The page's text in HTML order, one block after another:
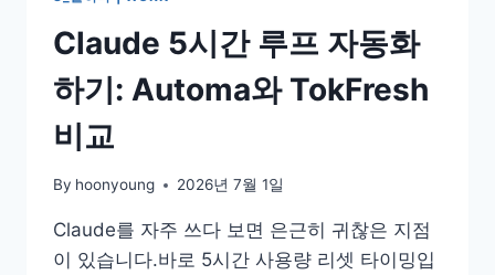
Claude 5시간 루프 자동화
하기: Automa와 TokFresh
비교
By hoonyoung 2026년 7월 1일
Claude를 자주 쓰다 보면 은근히 귀찮은 지점
이 있습니다.바로 5시간 사용량 리셋 타이밍입